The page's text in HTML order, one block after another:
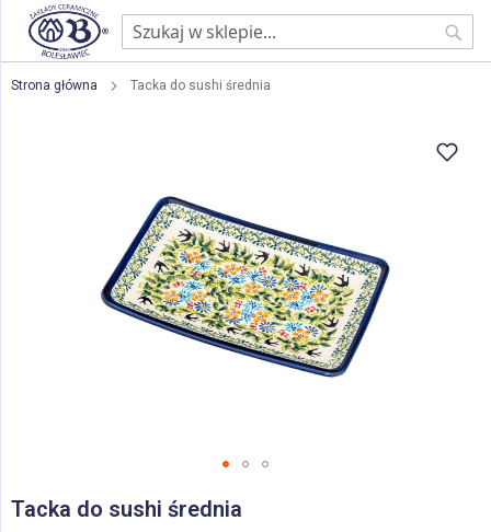
Strona główna Tacka do sushi średnia
na
Tacka do sushi średnia